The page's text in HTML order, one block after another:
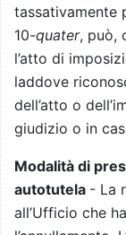
tassativamente
10-quater, può,
l’atto di
laddove
dell’atto o
giudizio o in
Modalità di
autotutela - La
all’Ufficio che